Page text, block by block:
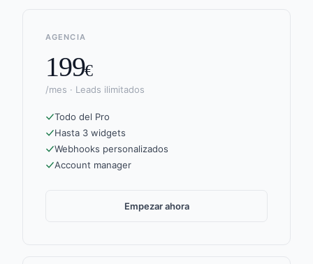
AGENCIA
199€
/mes · Leads ilimitados
Todo del Pro
Hasta 3 widgets
Webhooks personalizados
Account manager
Empezar ahora